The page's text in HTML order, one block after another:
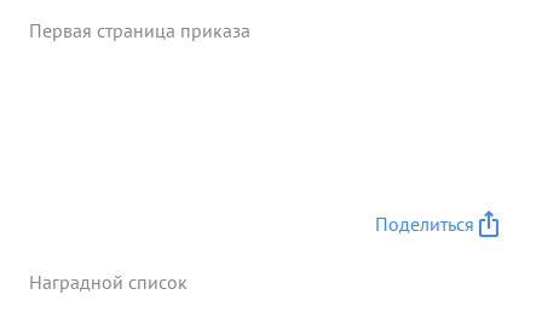
Первая страница приказа
Поделиться
Наградной список